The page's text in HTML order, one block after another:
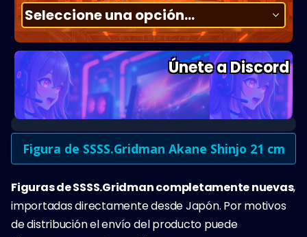
Únete a Discord
Figura de SSSS.Gridman Akane Shinjo 21 cm
Figuras de SSSS.Gridman completamente nuevas,
importadas directamente desde Japón. Por motivos
de distribución el envío del producto puede